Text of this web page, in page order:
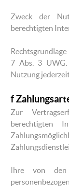
Zweck der
berechtigten
7 Abs. 3 UWG.
Nutzung
f
Zur
berechtigten
Ihre von den